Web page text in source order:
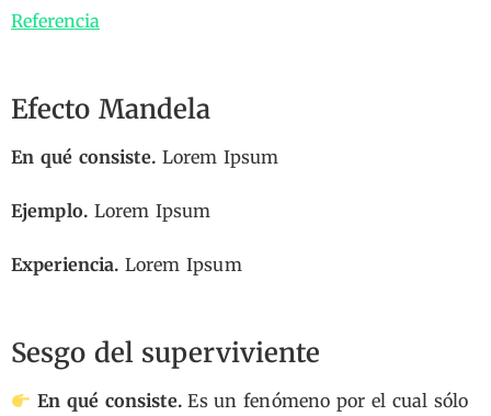
Referencia
Efecto Mandela
En qué consiste. Lorem Ipsum
Ejemplo.Lorem Ipsum
Experiencia. Lorem Ipsum
Sesgo del superviviente
En qué consiste. Es un fenómeno por el cual sólo